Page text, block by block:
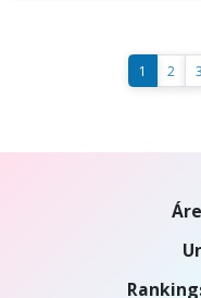
1 2 3